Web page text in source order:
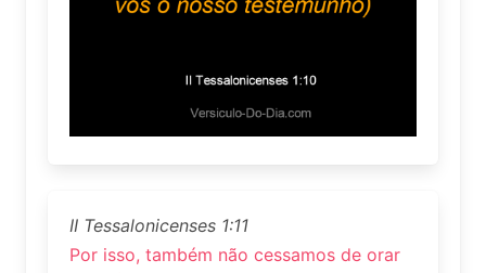
II Tessalonicenses 1:11
Por isso, também não cessamos de orar